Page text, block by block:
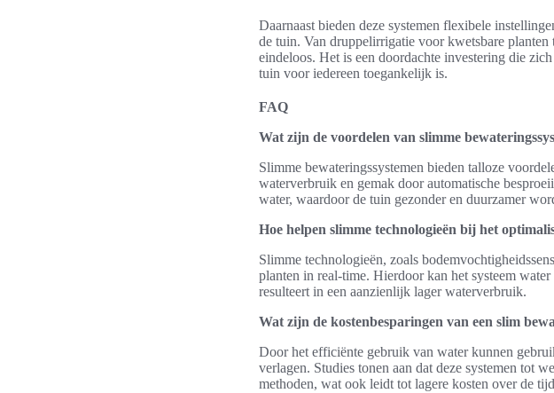
Daarnaast bieden deze systemen flexibele
de tuin. Van druppelirrigatie voor kwetsbare
eindeloos. Het is een doordachte investering die
tuin voor iedereen toegankelijk is.
FAQ
Wat zijn de voordelen van slimme
Slimme bewateringssystemen bieden talloze
waterverbruik en gemak door automatische
water, waardoor de tuin gezonder en duurzamer
Hoe helpen slimme technologieën bij het
Slimme technologieën, zoals
planten in real-time. Hierdoor kan het systeem
resulteert in een aanzienlijk lager waterverbruik.
Wat zijn de kostenbesparingen van een slim
Door het efficiënte gebruik van water kunnen
verlagen. Studies tonen aan dat deze systemen tot
methoden, wat ook leidt tot lagere kosten over de